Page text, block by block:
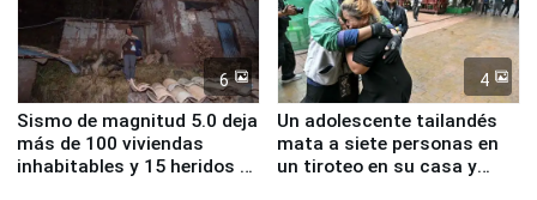
6
Sismo de magnitud 5.0 deja
más de 100 viviendas
inhabitables y 15 heridos en
4
Un adolescente tailandés
mata a siete personas en
un tiroteo en su casa y